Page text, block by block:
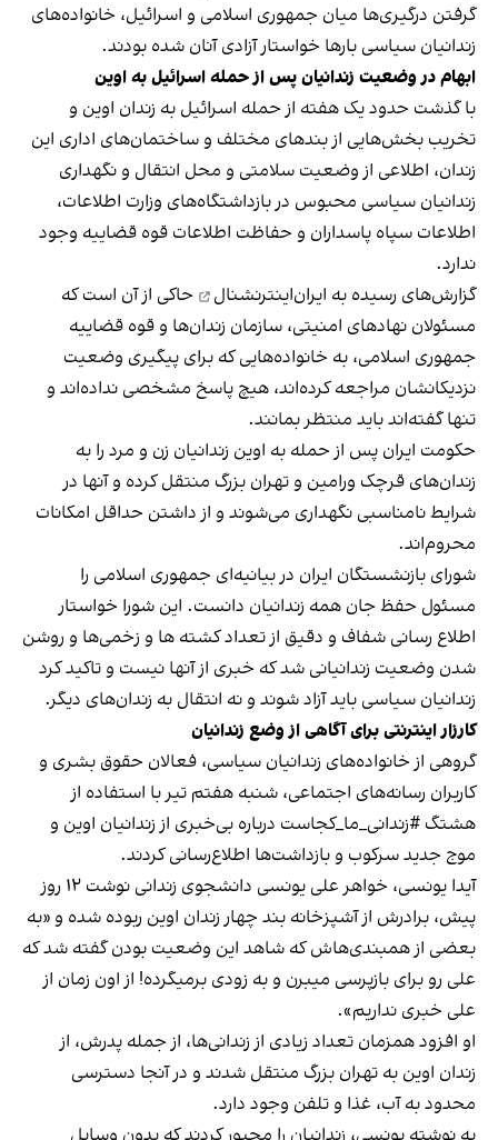
گرفتن درگیری‌ها میان جمهوری اسلامی و اسرائیل، خانواده‌های
زندانیان سیاسی بارها خواستار آزادی آنان شده بودند.
ابهام در وضعیت زندانیان پس از حمله اسرائیل به اوین
با گذشت حدود یک هفته از حمله اسرائیل به زندان اوین و
تخریب بخش‌هایی از بندهای مختلف و ساختمان‌های اداری این
زندان، اطلاعی از وضعیت سلامتی و محل انتقال و نگهداری
زندانیان سیاسی محبوس در بازداشتگاه‌های وزارت اطلاعات،
اطلاعات سپاه پاسداران و حفاظت اطلاعات قوه قضاییه وجود
ندارد.
گزارش‌های رسیده به ایران‌اینترنشنال
حاکی از آن است که
مسئولان نهادهای امنیتی، سازمان زندان‌ها و قوه قضاییه
جمهوری اسلامی، به خانواده‌هایی که برای پیگیری وضعیت
نزدیکانشان مراجعه کرده‌اند، هیچ پاسخ مشخصی نداده‌اند و
تنها گفته‌اند باید منتظر بمانند.
حکومت ایران پس از حمله به اوین زندانیان زن و مرد را به
زندان‌های قرچک ورامین و تهران بزرگ منتقل کرده و آنها در
شرایط نامناسبی نگهداری می‌شوند و از داشتن حداقل امکانات
محروم‌اند.
شورای بازنشستگان ایران در بیانیه‌ای جمهوری اسلامی را
مسئول حفظ جان همه زندانیان دانست. این شورا خواستار
اطلاع رسانی شفاف و دقیق از تعداد کشته ها و زخمی‌ها و روشن
شدن وضعیت زندانیانی شد که خبری از آنها نیست و تاکید کرد
زندانیان سیاسی باید آزاد شوند و نه انتقال به زندان‌های دیگر.
کارزار اینترنتی برای آگاهی از وضع زندانیان
گروهی از خانواده‎‌های زندانیان سیاسی، فعالان حقوق بشری و
کاربران رسانه‎‌های اجتماعی، شنبه هفتم تیر با استفاده از
هشتگ #زندانی_ما_کجاست درباره بی‌خبری از زندانیان اوین و
موج جدید سرکوب و بازداشت‌ها اطلاع‌رسانی کردند.
آیدا یونسی، خواهر علی یونسی دانشجوی زندانی نوشت ۱۲ روز
پیش، برادرش از آشپزخانه بند چهار زندان اوین ربوده شده و «به
بعضی از همبندی‌هاش که شاهد این وضعیت بودن گفته شد که
علی رو برای بازپرسی میبرن و به زودی برمیگرده! از اون زمان از
علی خبری نداریم».
او افزود همزمان تعداد زیادی از زندانی‌ها، از جمله پدرش، از
زندان اوین به تهران بزرگ منتقل شدند و در آنجا دسترسی
محدود به آب، غذا و تلفن وجود دارد.